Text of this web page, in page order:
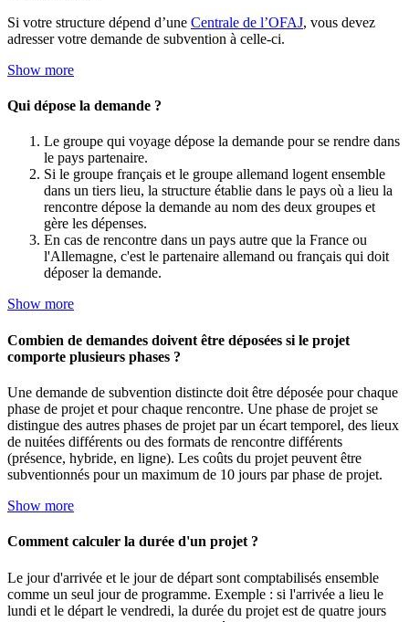
Si votre structure dépend d’une Centrale de l’OFAJ, vous devez
adresser votre demande de subvention à celle-ci.
Show more
Qui dépose la demande ?
Le groupe qui voyage dépose la demande pour se rendre dans
le pays partenaire.
Si le groupe français et le groupe allemand logent ensemble
dans un tiers lieu, la structure établie dans le pays où a lieu la
rencontre dépose la demande au nom des deux groupes et
gère les dépenses.
En cas de rencontre dans un pays autre que la France ou
l'Allemagne, c'est le partenaire allemand ou français qui doit
déposer la demande.
Show more
Combien de demandes doivent être déposées si le projet
comporte plusieurs phases ?
Une demande de subvention distincte doit être déposée pour chaque
phase de projet et pour chaque rencontre. Une phase de projet se
distingue des autres phases de projet par un écart temporel, des lieux
de nuitées différents ou des formats de rencontre différents
(présence, hybride, en ligne). Les coûts du projet peuvent être
subventionnés pour un maximum de 10 jours par phase de projet.
Show more
Comment calculer la durée d'un projet ?
Le jour d'arrivée et le jour de départ sont comptabilisés ensemble
comme un seul jour de programme. Exemple : si l'arrivée a lieu le
lundi et le départ le vendredi, la durée du projet est de quatre jours